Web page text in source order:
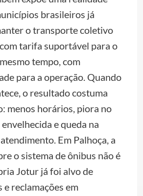
brasileiros já
o transporte coletivo
tarifa suportável para o
tempo, com
para a operação. Quando
o resultado costuma
menos horários, piora no
e queda na
Em Palhoça, a
o sistema de ônibus não é
Jotur já foi alvo de
reclamações em